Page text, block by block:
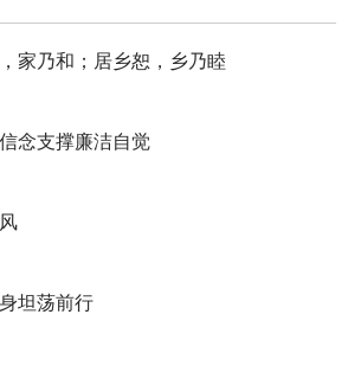
家乃和；居乡恕，乡乃睦
念支撑廉洁自觉
坦荡前行